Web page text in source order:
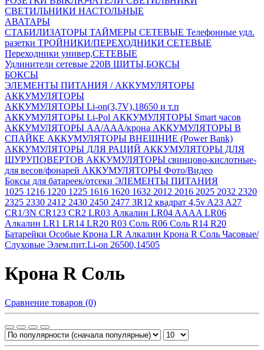
СВЕТИЛЬНИКИ НАСТОЛЬНЫЕ
АВАТАРЫ
СТАБИЛИЗАТОРЫ ТАЙМЕРЫ СЕТЕВЫЕ Телефонные удл.
разетки ТРОЙНИКИ/ПЕРЕХОДНИКИ СЕТЕВЫЕ
Переходники универ,СЕТЕВЫЕ
Удлинители сетевые 220В ЩИТЫ,БОКСЫ
БОКСЫ
ЭЛЕМЕНТЫ ПИТАНИЯ / АККУМУЛЯТОРЫ
АККУМУЛЯТОРЫ
АККУМУЛЯТОРЫ Li-on(3,7V),18650 и т.п
АККУМУЛЯТОРЫ Li-Pol АККУМУЛЯТОРЫ Smart часов
АККУМУЛЯТОРЫ АА/ААА/крона АККУМУЛЯТОРЫ В
СПАЙКЕ АККУМУЛЯТОРЫ ВНЕШНИЕ (Power Bank)
АККУМУЛЯТОРЫ ДЛЯ РАЦИЙ АККУМУЛЯТОРЫ ДЛЯ
ШУРУПОВЕРТОВ АККУМУЛЯТОРЫ свинцово-кислотные-
для весов/фонарей АККУМУЛЯТОРЫ Фото/Видео
Боксы для батареек/отсеки ЭЛЕМЕНТЫ ПИТАНИЯ
1025 1216 1220 1225 1616 1620 1632 2012 2016 2025 2032 2320
2325 2330 2412 2430 2450 2477 3R12 квадрат 4,5v A23 A27
CR1/3N CR123 CR2 LR03 Алкалин LR04 AAAA LR06
Алкалин LR1 LR14 LR20 R03 Соль R06 Соль R14 R20
Батарейки Особые Крона LR Алкалин Крона R Соль Часовые/
Слуховые Элем.пит.Li-on 26500,14505
Крона R Соль
Сравнение товаров (0)